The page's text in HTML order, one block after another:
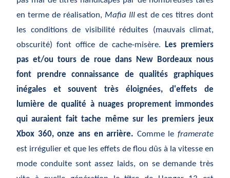
en terme de réalisation, Mafia IIIest de ces titres dont
les conditions de visibilité réduites (mauvais climat,
obscurité) font office de cache-misère.
Les premiers
pas et/ou tours de roue dans New Bordeaux nous
font prendre connaissance de qualités graphiques
inégales et souvent très éloignées, d'effets de
lumière de qualité à nuages proprement immondes
qui auraient fait tache même sur les premiers jeux
Xbox 360, onze ans en arrière. Comme le framerate
est irrégulier et que les effets de flou dûs à la vitesse en
mode conduite sont assez laids, on se demande très